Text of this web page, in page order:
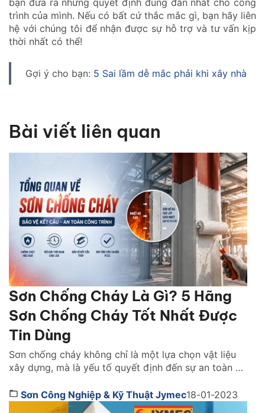
bạn đưa ra những quyết định đúng đắn nhất cho công
trình của mình. Nếu có bất cứ thắc mắc gì, bạn hãy liên
hệ với chúng tôi để nhận được sự hỗ trợ và tư vấn kịp
thời nhất có thể!
Gợi ý cho bạn: 5 Sai lầm dễ mắc phải khi xây nhà
Bài viết liên quan
Sơn Chống Cháy Là Gì? 5 Hãng
Sơn Chống Cháy Tốt Nhất Được
Tin Dùng
Sơn chống cháy không chỉ là một lựa chọn vật liệu
xây dựng, mà là yếu tố quyết định đến sự an toàn và
hỏa hoạn. Vậy lựa sơn chống cháy hãng nào tốt?
Cách chọn như thế nào. Cùng tìm hiểu ngay […]
Sơn Công Nghiệp & Kỹ Thuật Jymec18-01-2023